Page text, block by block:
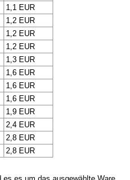
1,1 EUR
1,2 EUR
1,2 EUR
1,2 EUR
1,3 EUR
1,6 EUR
1,6 EUR
1,6 EUR
1,9 EUR
2,4 EUR
2,8 EUR
2,8 EUR